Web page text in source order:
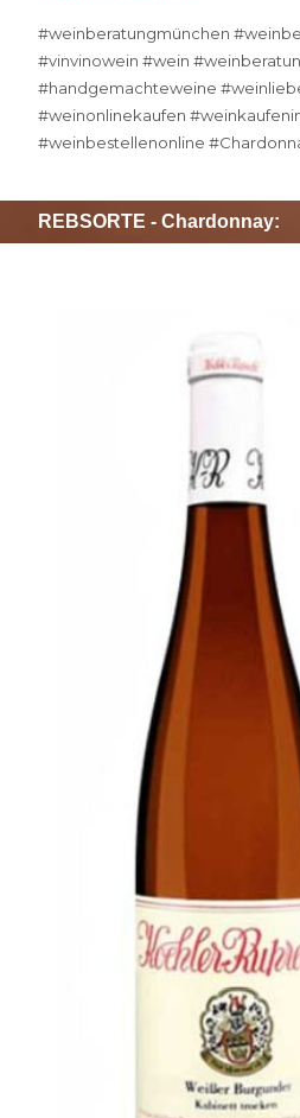
#weinberatungmünchen
#vinvinowein #wein
#handgemachteweine
#weinonlinekaufen
#weinbestellenonline
REBSORTE - Chardonnay: